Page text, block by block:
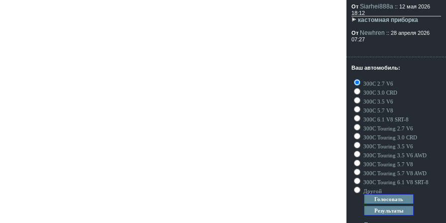
От Siarhei888a :: 12 мая 2026
18:12
кастомная приборка
От Newhren :: 28 апреля 2026
07:27
Ваш автомобиль:
300C 2.7 V6
300C 3.0 CRD
300C 3.5 V6
300C 5.7 V8
300C 6.1 V8 SRT-8
300C Touring 2.7 V6
300C Touring 3.0 CRD
300C Touring 3.5 V6
300C Touring 3.5 V6 AWD
300C Touring 5.7 V8
300C Touring 5.7 V8 AWD
300C Touring 6.1 V8 SRT-8
Другой